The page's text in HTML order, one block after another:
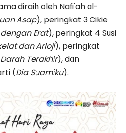
diraih oleh Nafi'ah al-
Asap), peringkat 3 Cikie
Erat), peringkat 4 Susi
dan Arloji), peringkat
Darah Terakhir), dan
(Dia Suamiku).